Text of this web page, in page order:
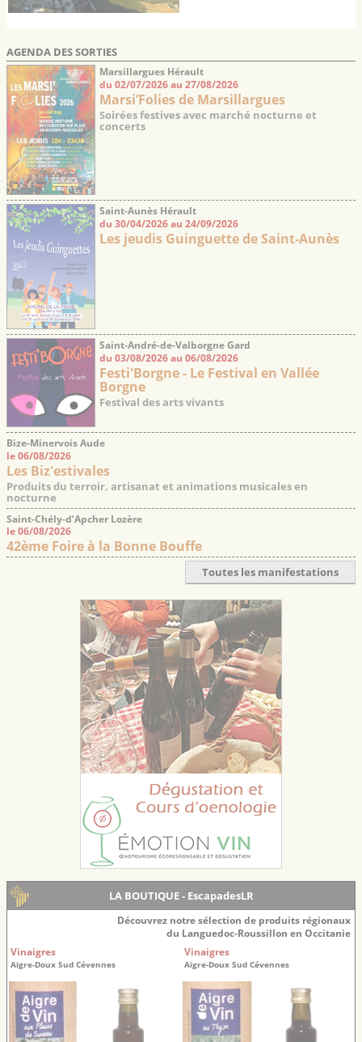
AGENDA DES SORTIES
Marsillargues Hérault
du 02/07/2026 au 27/08/2026
Marsi’Folies de Marsillargues
Soirées festives avec marché nocturne et
concerts
Saint-Aunès Hérault
du 30/04/2026 au 24/09/2026
Les jeudis Guinguette de Saint-Aunès
Saint-André-de-Valborgne Gard
du 03/08/2026 au 06/08/2026
Festi'Borgne - Le Festival en Vallée
Borgne
Festival des arts vivants
Bize-Minervois Aude
le 06/08/2026
Les Biz'estivales
Produits du terroir, artisanat et animations musicales en
nocturne
Saint-Chély-d’Apcher Lozère
le 06/08/2026
42ème Foire à la Bonne Bouffe
Toutes les manifestations
LA BOUTIQUE - EscapadesLR
Découvrez notre sélection de produits régionaux
du Languedoc-Roussillon en Occitanie
Vinaigres
Aigre-Doux Sud Cévennes
Vinaigres
Aigre-Doux Sud Cévennes